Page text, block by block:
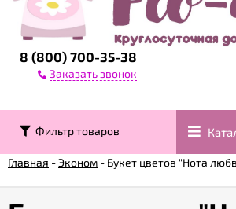
Доставка
Контакты
8 (800) 700-35-38
Заказать звонок
Фильтр товаров
Главная -Эконом - Букет цветов "Нота